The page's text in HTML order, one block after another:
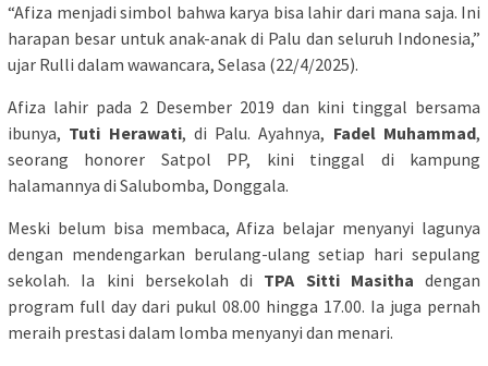
“Afiza menjadi simbol bahwa karya bisa lahir dari mana saja. Ini
harapan besar untuk anak-anak di Palu dan seluruh Indonesia,”
ujar Rulli dalam wawancara, Selasa (22/4/2025).
Afiza lahir pada 2 Desember 2019 dan kini tinggal bersama
ibunya, Tuti Herawati, di Palu. Ayahnya, Fadel Muhammad,
seorang honorer Satpol PP, kini tinggal di kampung
halamannya di Salubomba, Donggala.
Meski belum bisa membaca, Afiza belajar menyanyi lagunya
dengan mendengarkan berulang-ulang setiap hari sepulang
sekolah. Ia kini bersekolah di TPA Sitti Masitha dengan
program full day dari pukul 08.00 hingga 17.00. Ia juga pernah
meraih prestasi dalam lomba menyanyi dan menari.